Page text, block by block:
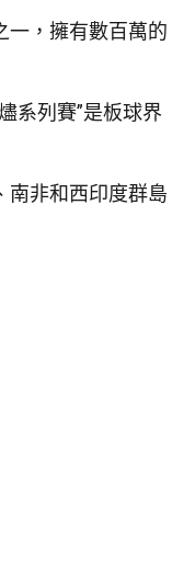
一，擁有數百萬的
系列賽”是板球界
南非和西印度群島